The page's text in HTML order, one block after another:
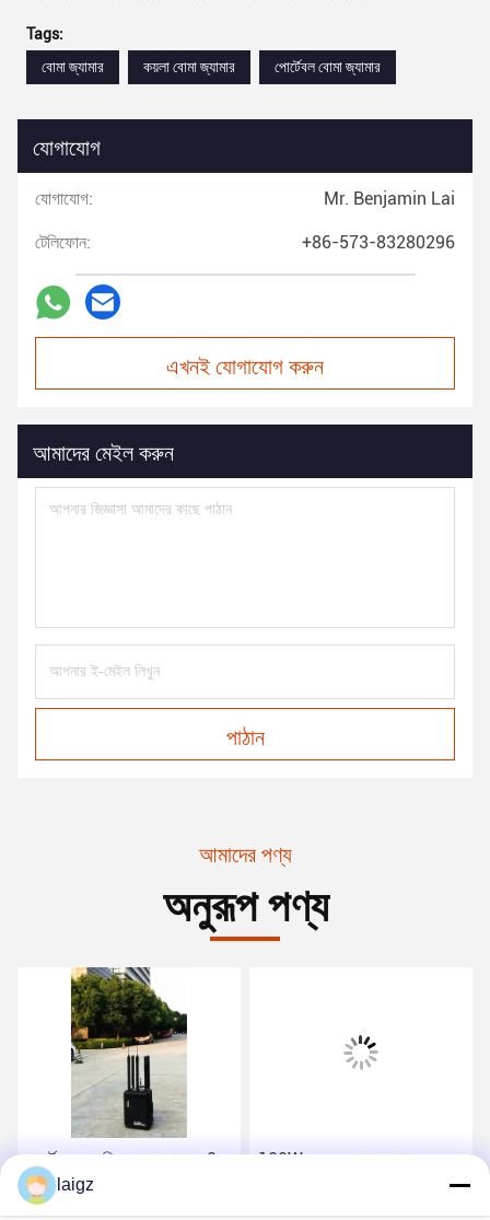
Tags:
বোমা জ্যামার
কয়লা বোমা জ্যামার পোর্টেবল বোমা জ্যামার
যোগাযোগ
যোগাযোগ: Mr. Benjamin Lai
টেলিফোন: +86-573-83280296
এখনই যোগাযোগ করুন
আমাদের মেইল করুন
পাঠান
আমাদের পণ্য
অনুরূপ পণ্য
পোর্টেবল বোম সিগন্যাল জ্যামার ২0-
6000 মেগাহার্টজ সামরিক নিরাপত্তা
বাহিনীর জন্য ফ্রিকোয়েন্সি
120W কনভয় বোমা জ্যামার,
ব্যান্ড
laigz